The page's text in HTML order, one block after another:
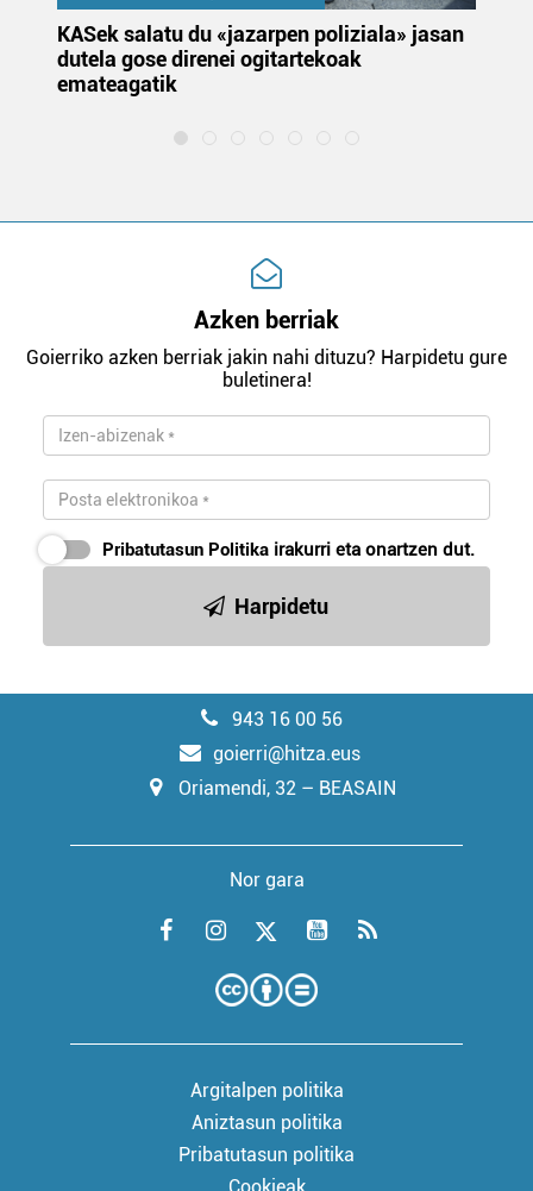
KASek salatu du «jazarpen poliziala» jasan
dutela gose direnei ogitartekoak
emateagatik
Azken berriak
Goierriko azken berriak jakin nahi dituzu? Harpidetu gure
buletinera!
Pribatutasun Politika irakurri eta onartzen dut.
Harpidetu
943 16 00 56
goierri@hitza.eus
Oriamendi, 32 – BEASAIN
Nor gara
Argitalpen politika
Aniztasun politika
Pribatutasun politika